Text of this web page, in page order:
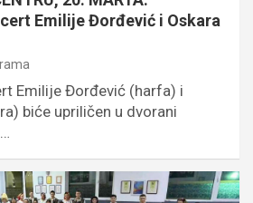
Emilije Đorđević i Oskara
Emilije Đorđević (harfa) i
biće upriličen u dvorani